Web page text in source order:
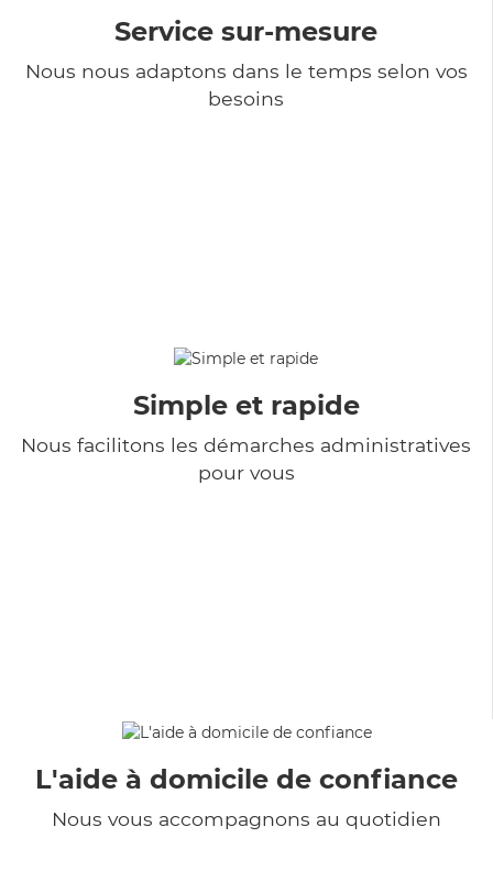
Service sur-mesure
Nous nous adaptons dans le temps selon vos
besoins
Simple et rapide
Nous facilitons les démarches administratives
pour vous
L'aide à domicile de confiance
Nous vous accompagnons au quotidien